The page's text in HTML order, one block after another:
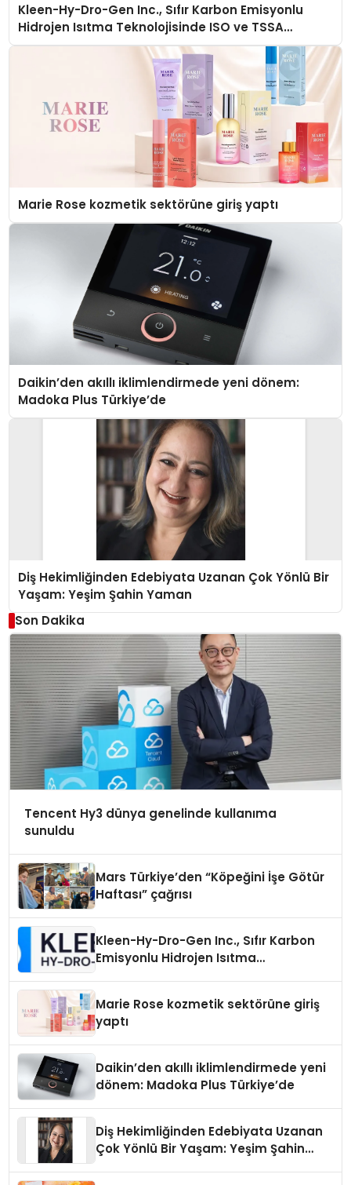
Kleen-Hy-Dro-Gen Inc., Sıfır Karbon Emisyonlu
Hidrojen Isıtma Teknolojisinde ISO ve TSSA
Düzenleyici Onaylarını Aldı
Marie Rose kozmetik sektörüne giriş yaptı
Daikin’den akıllı iklimlendirmede yeni dönem:
Madoka Plus Türkiye’de
Diş Hekimliğinden Edebiyata Uzanan Çok Yönlü Bir
Yaşam: Yeşim Şahin Yaman
Son Dakika
Tencent Hy3 dünya genelinde kullanıma
sunuldu
Mars Türkiye’den “Köpeğini İşe Götür
Haftası” çağrısı
Kleen-Hy-Dro-Gen Inc., Sıfır Karbon
Emisyonlu Hidrojen Isıtma
Marie Rose kozmetik sektörüne giriş
yaptı
Daikin’den akıllı iklimlendirmede yeni
dönem: Madoka Plus Türkiye’de
Diş Hekimliğinden Edebiyata Uzanan
Çok Yönlü Bir Yaşam: Yeşim Şahin